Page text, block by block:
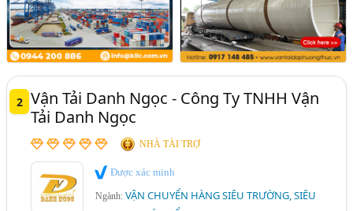
2 Vận Tải Danh Ngọc - Công Ty TNHH Vận
Tải Danh Ngọc
NHÀ TÀI TRỢ
Được xác minh
Ngành:VẬN CHUYỂN HÀNG SIÊU TRƯỜNG, SIÊU